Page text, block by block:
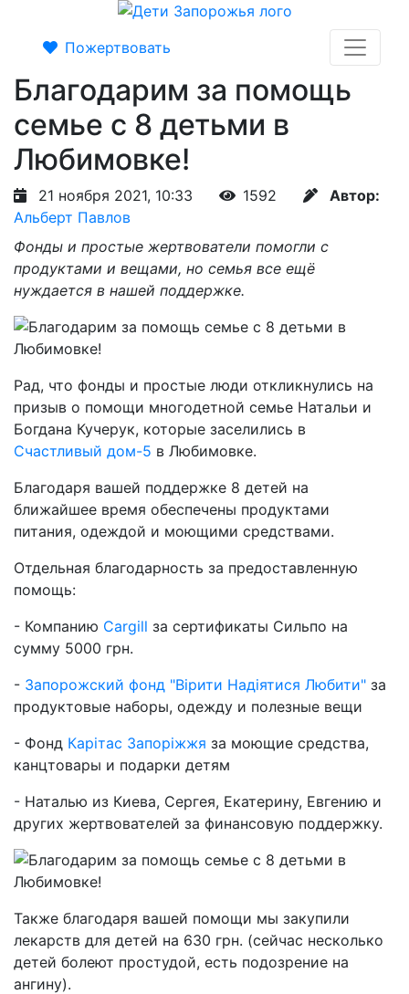
Пожертвовать
Благодарим за помощь
семье с 8 детьми в
Любимовке!
21 ноября 2021, 10:33 1592
Автор:
Альберт Павлов
Фонды и простые жертвователи помогли с
продуктами и вещами, но семья все ещё
нуждается в нашей поддержке.
Рад, что фонды и простые люди откликнулись на
призыв о помощи многодетной семье Натальи и
Богдана Кучерук, которые заселились в
Счастливый дом-5 в Любимовке.
Благодаря вашей поддержке 8 детей на
ближайшее время обеспечены продуктами
питания, одеждой и моющими средствами.
Отдельная благодарность за предоставленную
помощь:
- Компанию Cargill за сертификаты Сильпо на
сумму 5000 грн.
- Запорожский фонд "Вірити Надіятися Любити" за
продуктовые наборы, одежду и полезные вещи
- Фонд Карітас Запоріжжя за моющие средства,
канцтовары и подарки детям
- Наталью из Киева, Сергея, Екатерину, Евгению и
других жертвователей за финансовую поддержку.
Также благодаря вашей помощи мы закупили
лекарств для детей на 630 грн. (сейчас несколько
детей болеют простудой, есть подозрение на
ангину).